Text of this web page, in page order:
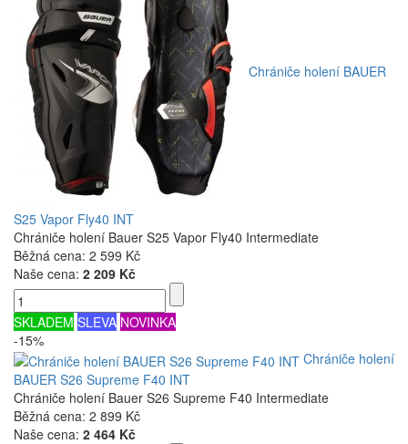
Chrániče holení BAUER
S25 Vapor Fly40 INT
Chrániče holení Bauer S25 Vapor Fly40 Intermediate
Běžná cena: 2 599 Kč
Naše cena: 2 209 Kč
SKLADEM SLEVA NOVINKA
-15%
Chrániče holení
BAUER S26 Supreme F40 INT
Chrániče holení Bauer S26 Supreme F40 Intermediate
Běžná cena: 2 899 Kč
Naše cena: 2 464 Kč